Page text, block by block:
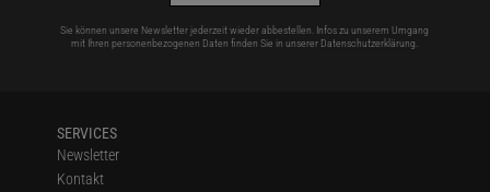
Sie können unsere Newsletter jederzeit wieder abbestellen. Infos zu unserem Umgang
mit Ihren personenbezogenen Daten finden Sie in unserer Datenschutzerklärung
SERVICES
Newsletter
Kontakt